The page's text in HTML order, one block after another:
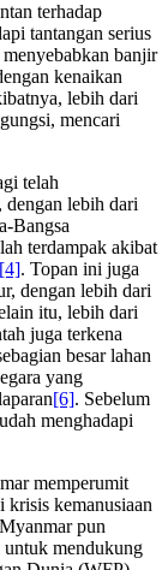
terhadap
tantangan serius
banjir
kenaikan
lebih dari
mencari
telah
lebih dari
Bangsa
terdampak akibat
[4]. Topan ini juga
dengan lebih dari
itu, lebih dari
juga terkena
besar lahan
yang
[6]. Sebelum
menghadapi
memperumit
krisis kemanusiaan
pun
untuk mendukung